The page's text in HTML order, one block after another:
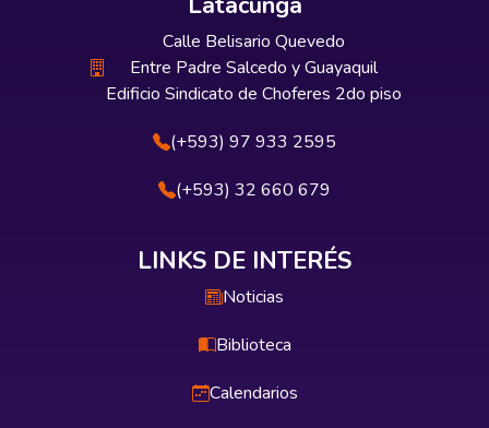
Calle Belisario Quevedo
Entre Padre Salcedo y Guayaquil
Edificio Sindicato de Choferes 2do piso
(+593) 97 933 2595
(+593) 32 660 679
LINKS DE INTERÉS
Noticias
Biblioteca
Calendarios